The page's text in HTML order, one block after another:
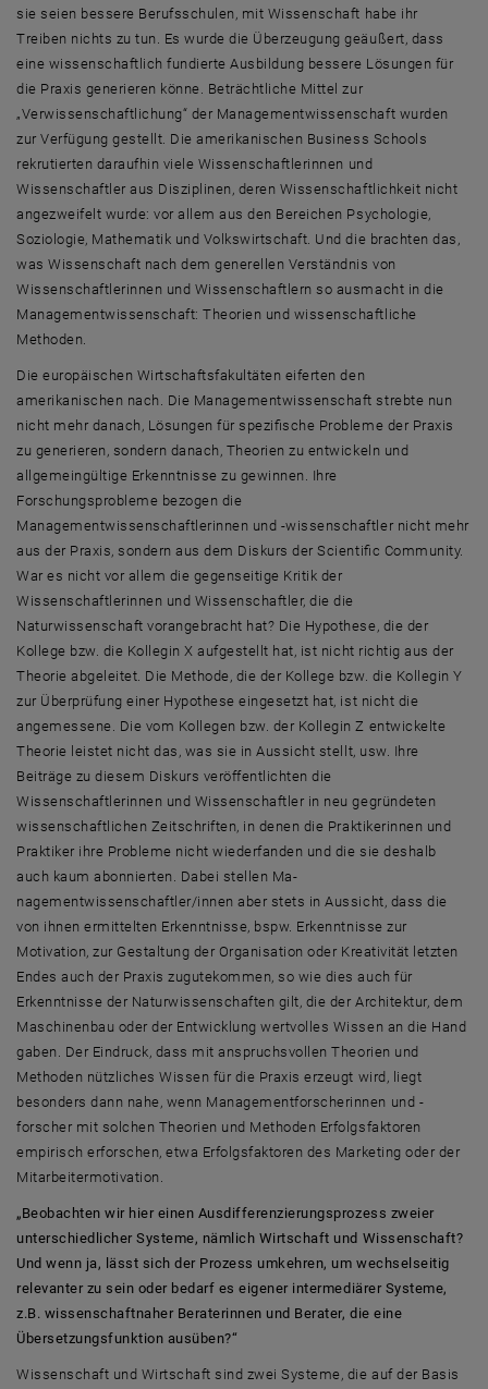
sie seien bessere Berufsschulen, mit Wissenschaft habe ihr
Treiben nichts zu tun. Es wurde die Überzeugung geäußert, dass
eine wissenschaftlich fundierte Ausbildung bessere Lösungen für
die Praxis generieren könne. Beträchtliche Mittel zur
„Verwissenschaftlichung“ der Managementwissenschaft wurden
zur Verfügung gestellt. Die amerikanischen Business Schools
rekrutierten daraufhin viele Wissenschaftlerinnen und
Wissenschaftler aus Disziplinen, deren Wissenschaftlichkeit nicht
angezweifelt wurde: vor allem aus den Bereichen Psychologie,
Soziologie, Mathematik und Volkswirtschaft. Und die brachten das,
was Wissenschaft nach dem generellen Verständnis von
Wissenschaftlerinnen und Wissenschaftlern so ausmacht in die
Managementwissenschaft: Theorien und wissenschaftliche
Methoden.
Die europäischen Wirtschaftsfakultäten eiferten den
amerikanischen nach. Die Managementwissenschaft strebte nun
nicht mehr danach, Lösungen für spezifische Probleme der Praxis
zu generieren, sondern danach, Theorien zu entwickeln und
allgemeingültige Erkenntnisse zu gewinnen. Ihre
Forschungsprobleme bezogen die
Managementwissenschaftlerinnen und -wissenschaftler nicht mehr
aus der Praxis, sondern aus dem Diskurs der Scientific Community.
War es nicht vor allem die gegenseitige Kritik der
Wissenschaftlerinnen und Wissenschaftler, die die
Naturwissenschaft vorangebracht hat? Die Hypothese, die der
Kollege bzw. die Kollegin X aufgestellt hat, ist nicht richtig aus der
Theorie abgeleitet. Die Methode, die der Kollege bzw. die Kollegin Y
zur Überprüfung einer Hypothese eingesetzt hat, ist nicht die
angemessene. Die vom Kollegen bzw. der Kollegin Z entwickelte
Theorie leistet nicht das, was sie in Aussicht stellt, usw. Ihre
Beiträge zu diesem Diskurs veröffentlichten die
Wissenschaftlerinnen und Wissenschaftler in neu gegründeten
wissenschaftlichen Zeitschriften, in denen die Praktikerinnen und
Praktiker ihre Probleme nicht wiederfanden und die sie deshalb
auch kaum abonnierten. Dabei stellen Ma-
nagementwissenschaftler/innen aber stets in Aussicht, dass die
von ihnen ermittelten Erkenntnisse, bspw. Erkenntnisse zur
Motivation, zur Gestaltung der Organisation oder Kreativität letzten
Endes auch der Praxis zugutekommen, so wie dies auch für
Erkenntnisse der Naturwissenschaften gilt, die der Architektur, dem
Maschinenbau oder der Entwicklung wertvolles Wissen an die Hand
gaben. Der Eindruck, dass mit anspruchsvollen Theorien und
Methoden nützliches Wissen für die Praxis erzeugt wird, liegt
besonders dann nahe, wenn Managementforscherinnen und -
forscher mit solchen Theorien und Methoden Erfolgsfaktoren
empirisch erforschen, etwa Erfolgsfaktoren des Marketing oder der
Mitarbeitermotivation.
„Beobachten wir hier einen Ausdifferenzierungsprozess zweier
unterschiedlicher Systeme, nämlich Wirtschaft und Wissenschaft?
Und wenn ja, lässt sich der Prozess umkehren, um wechselseitig
relevanter zu sein oder bedarf es eigener intermediärer Systeme,
z.B. wissenschaftnaher Beraterinnen und Berater, die eine
Übersetzungsfunktion ausüben?“
Wissenschaft und Wirtschaft sind zwei Systeme, die auf der Basis